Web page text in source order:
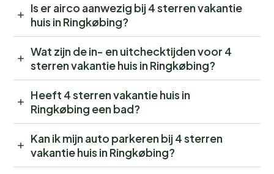
Is er airco aanwezig bij 4 sterren vakantie
huis in Ringkøbing?
Wat zijn de in- en uitchecktijden voor 4
sterren vakantie huis in Ringkøbing?
Heeft 4 sterren vakantie huis in
Ringkøbing een bad?
Kan ik mijn auto parkeren bij 4 sterren
vakantie huis in Ringkøbing?